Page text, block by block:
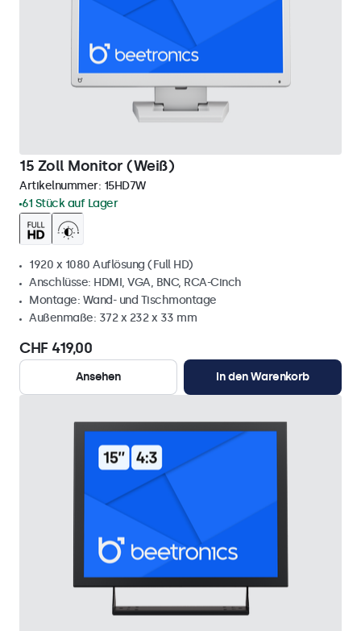
15 Zoll Monitor (Weiß)
Artikelnummer: 15HD7W
61 Stück auf Lager
1920 x 1080 Auflösung (Full HD)
Anschlüsse: HDMI, VGA, BNC, RCA-Cinch
Montage: Wand- und Tischmontage
Außenmaße: 372 x 232 x 33 mm
CHF 419,00
Ansehen In den Warenkorb